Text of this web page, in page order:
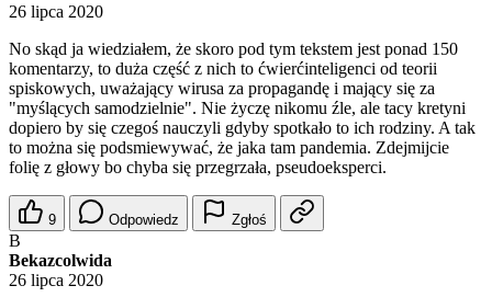
26 lipca 2020
No skąd ja wiedziałem, że skoro pod tym tekstem jest ponad 150
komentarzy, to duża część z nich to ćwierćinteligenci od teorii
spiskowych, uważający wirusa za propagandę i mający się za
"myślących samodzielnie". Nie życzę nikomu źle, ale tacy kretyni
dopiero by się czegoś nauczyli gdyby spotkało to ich rodziny. A tak
to można się podsmiewywać, że jaka tam pandemia. Zdejmijcie
folię z głowy bo chyba się przegrzała, pseudoeksperci.
9 Odpowiedz Zgłoś
B
Bekazcolwida
26 lipca 2020